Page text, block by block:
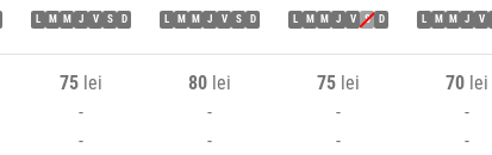
M M J V S D M M J V S D M M J V S D M M J V
75 lei
-
-
80 lei
-
-
75 lei
-
-
70 lei
-
-